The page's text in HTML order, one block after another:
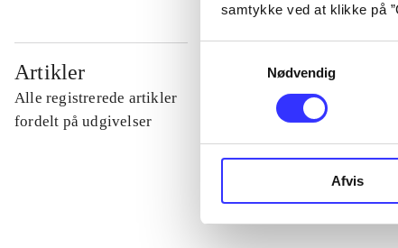
samtykke ved at klikke på
Nødvendig
Afvis
Artikler
Alle registrerede artikler
fordelt på udgivelser
...